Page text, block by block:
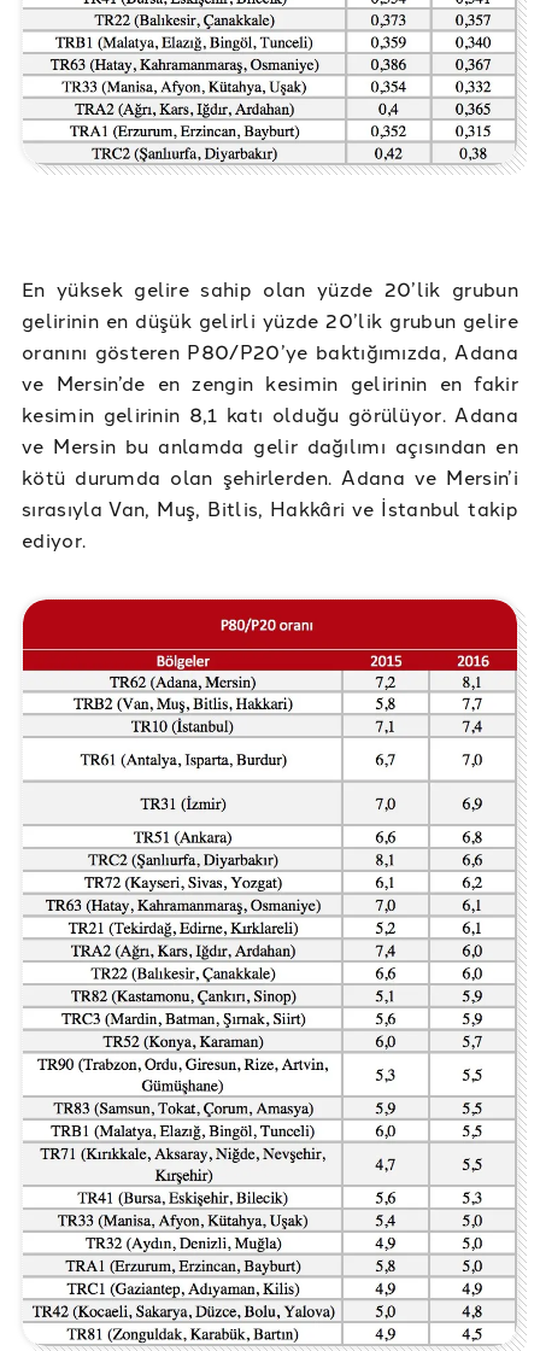
En yüksek gelire sahip olan yüzde 20’lik grubun
gelirinin en düşük gelirli yüzde 20’lik grubun gelire
oranını gösteren P80/P20’ye baktığımızda, Adana
ve Mersin’de en zengin kesimin gelirinin en fakir
kesimin gelirinin 8,1 katı olduğu görülüyor. Adana
ve Mersin bu anlamda gelir dağılımı açısından en
kötü durumda olan şehirlerden. Adana ve Mersin’i
sırasıyla Van, Muş, Bitlis, Hakkâri ve İstanbul takip
ediyor.